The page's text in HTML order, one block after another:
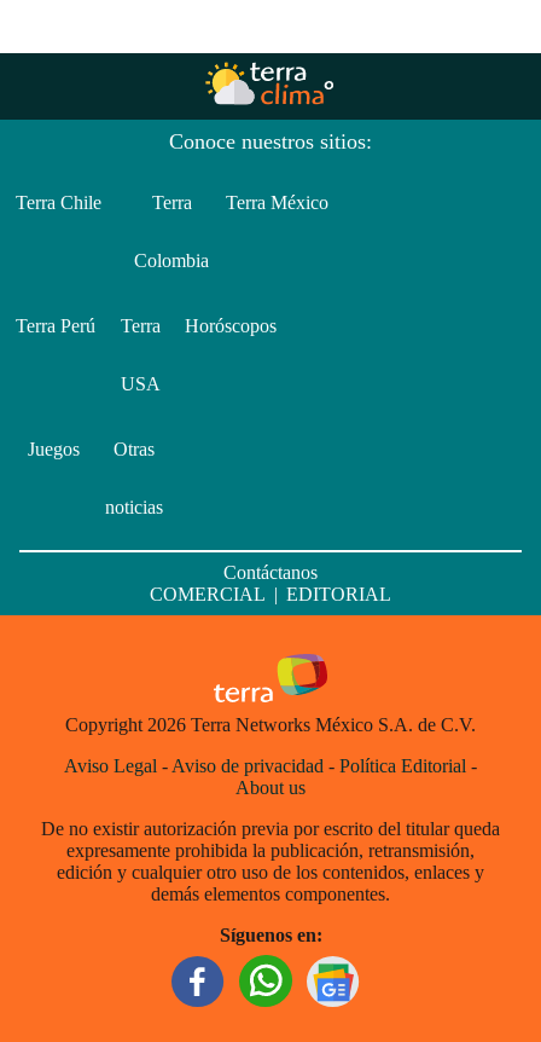
Conoce nuestros sitios:
Terra Chile Terra
Colombia
Terra México
Terra Perú Terra
USA
Horóscopos
Juegos Otras
noticias
Contáctanos
COMERCIAL | EDITORIAL
Copyright 2026 Terra Networks México S.A. de C.V.
Aviso Legal - Aviso de privacidad - Política Editorial -
About us
De no existir autorización previa por escrito del titular queda
expresamente prohibida la publicación, retransmisión,
edición y cualquier otro uso de los contenidos, enlaces y
demás elementos componentes.
Síguenos en: